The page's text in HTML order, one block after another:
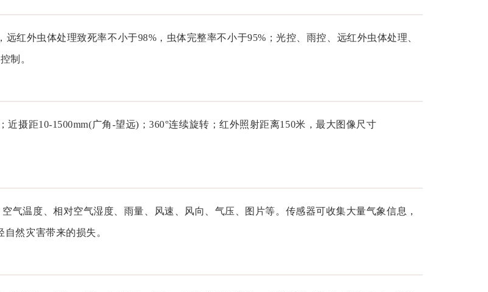
红外虫体处理致死率不小于98%，虫体完整率不小于95%；光控、雨控、远红外虫体处理、
制。
摄距10-1500mm(广角-望远)；360°连续旋转；红外照射距离150米，最大图像尺寸
气温度、相对空气湿度、雨量、风速、风向、气压、图片等。传感器可收集大量气象信息，
然灾害带来的损失。